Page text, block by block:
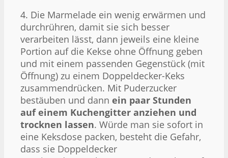
4. Die Marmelade ein wenig erwärmen und
durchrühren, damit sie sich besser
verarbeiten lässt, dann jeweils eine kleine
Portion auf die Kekse ohne Öffnung geben
und mit einem passenden Gegenstück (mit
Öffnung) zu einem Doppeldecker-Keks
zusammendrücken. Mit Puderzucker
bestäuben und dann ein paar Stunden
auf einem Kuchengitter anziehen und
trocknen lassen. Würde man sie sofort in
eine Keksdose packen, besteht die Gefahr,
dass sie Doppeldecker